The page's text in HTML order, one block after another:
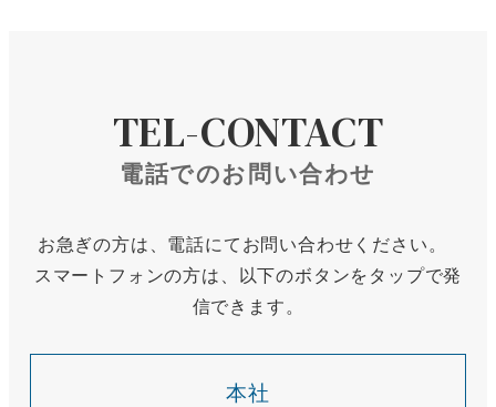
TEL-CONTACT
電話でのお問い合わせ
お急ぎの方は、電話にてお問い合わせください。
スマートフォンの方は、以下のボタンをタップで発
信できます。
本社